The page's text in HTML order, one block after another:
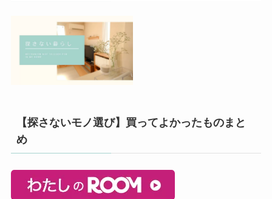
【探さないモノ選び】買ってよかったものまと
め